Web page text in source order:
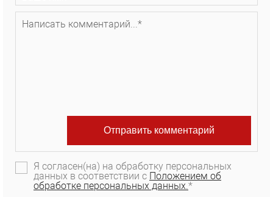
Я согласен(на) на обработку персональных
данных в соответствии с Положением об
обработке персональных данных.*